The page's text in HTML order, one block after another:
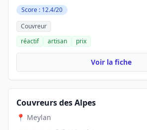
Score : 12.4/20
Couvreur
réactif
artisan prix
Voir la fiche
Couvreurs des Alpes
📍 Meylan